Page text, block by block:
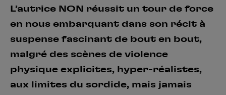
L’autrice NON réussit un tour de force
en nous embarquant dans son récit à
suspense fascinant de bout en bout,
malgré des scènes de violence
physique explicites, hyper-réalistes,
aux limites du sordide, mais jamais